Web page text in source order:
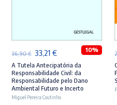
36,90€ O
preço
original
era:
33,21 €O
preço
atual
é:
10%
A Tutela Antecipatória da
Responsabilidade Civil: da
Responsabilidade pelo Dano
Ambiental Futuro e Incerto
Miguel Pereira Coutinho